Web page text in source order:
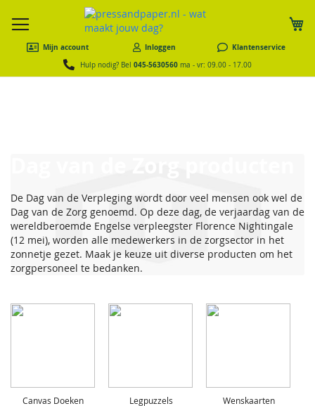
Mijn account Inloggen Klantenservice
Hulp nodig? Bel 045-5630560 ma - vr: 09.00 - 17.00
De Dag van de Verpleging wordt door veel mensen ook wel de
Dag van de Zorg genoemd. Op deze dag, de verjaardag van de
wereldberoemde Engelse verpleegster Florence Nightingale
(12 mei), worden alle medewerkers in de zorgsector in het
zonnetje gezet. Maak je keuze uit diverse producten om het
zorgpersoneel te bedanken.
Canvas Doeken Legpuzzels Wenskaarten